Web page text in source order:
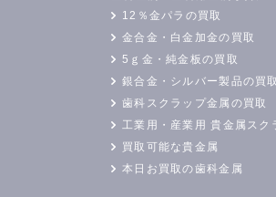
12％金パラの買取
金合金・白金加金の買取
5ｇ金・純金板の買取
銀合金・シルバー製品の買取
歯科スクラップ金属の買取
工業用・産業用 貴金属スク
買取可能な貴金属
本日お買取の歯科金属